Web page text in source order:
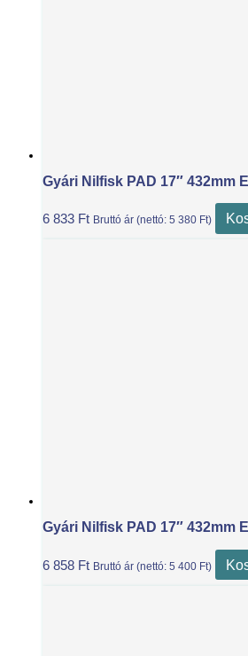
Gyári Nilfisk PAD 17″ 432mm
6 833 Ft Bruttó ár (nettó: 5 380 Ft)
Gyári Nilfisk PAD 17″ 432mm
6 858 Ft Bruttó ár (nettó: 5 400 Ft)